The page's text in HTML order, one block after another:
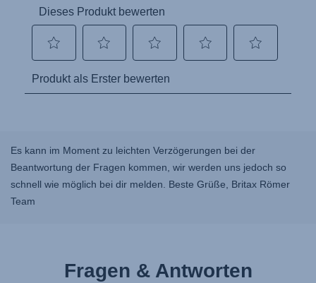
Es kann im Moment zu leichten Verzögerungen bei der
Beantwortung der Fragen kommen, wir werden uns jedoch so
schnell wie möglich bei dir melden. Beste Grüße, Britax Römer
Team
Fragen & Antworten